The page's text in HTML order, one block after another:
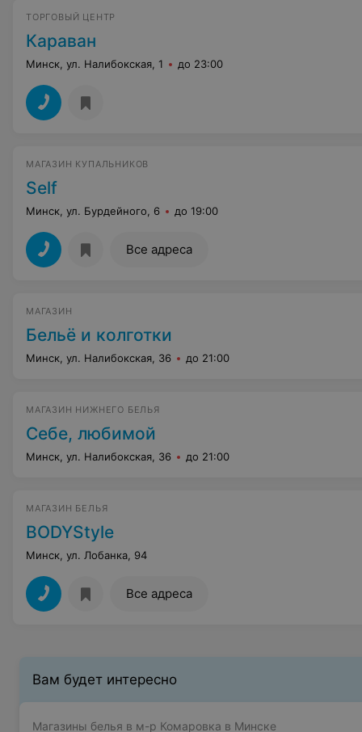
ТОРГОВЫЙ ЦЕНТР
Караван
Минск, ул. Налибокская, 1 до 23:00
МАГАЗИН КУПАЛЬНИКОВ
Self
Минск, ул. Бурдейного, 6 до 19:00
Все адреса
МАГАЗИН
Бельё и колготки
Минск, ул. Налибокская, 36 до 21:00
МАГАЗИН НИЖНЕГО БЕЛЬЯ
Себе, любимой
Минск, ул. Налибокская, 36 до 21:00
МАГАЗИН БЕЛЬЯ
BODYStyle
Минск, ул. Лобанка, 94
Все адреса
Вам будет интересно
Магазины белья в м-р Комаровка в Минске